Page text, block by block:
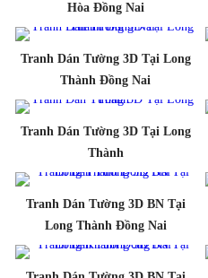
Hòa Đồng Nai
Tranh Dán Tường 3D Tại Long
Thành Đồng Nai
Tranh Dán Tường 3D Tại Long
Thành
Tranh Dán Tường 3D BN Tại
Long Thành Đồng Nai